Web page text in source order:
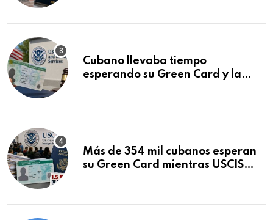
Cubano llevaba tiempo
esperando su Green Card y la
Más de 354 mil cubanos esperan
su Green Card mientras USCIS